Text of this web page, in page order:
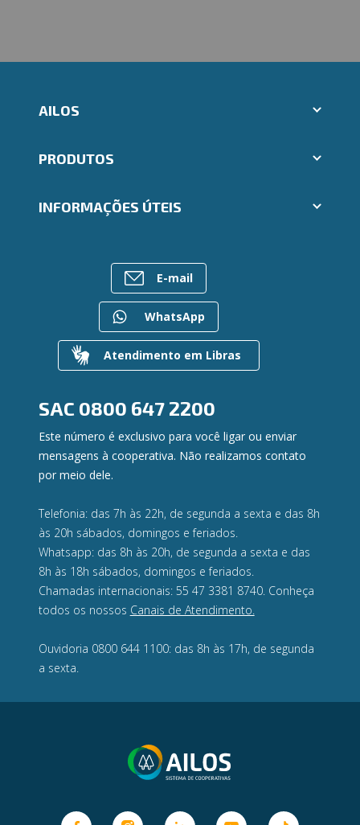
AILOS
Indique um amigo
Trabalhe Conosco
Ailos Educação
Gerenciar Cookies
PRODUTOS
Consórcios
Para empresas
INFORMAÇÕES ÚTEIS
Rede de Atendimento
Entre em contato
Canal de Ética
Gerenciamento de Riscos
Privacidade e Segurança
Dúvidas
E-mail
WhatsApp
Atendimento em Libras
SAC 0800 647 2200
Este número é exclusivo para você ligar ou enviar
mensagens à cooperativa. Não realizamos contato
por meio dele.
Telefonia: das 7h às 22h, de segunda a sexta e das 8h
às 20h sábados, domingos e feriados.
Whatsapp: das 8h às 20h, de segunda a sexta e das
8h às 18h sábados, domingos e feriados.
Chamadas internacionais: 55 47 3381 8740. Conheça
todos os nossos Canais de Atendimento.
Ouvidoria 0800 644 1100: das 8h às 17h, de segunda
a sexta.